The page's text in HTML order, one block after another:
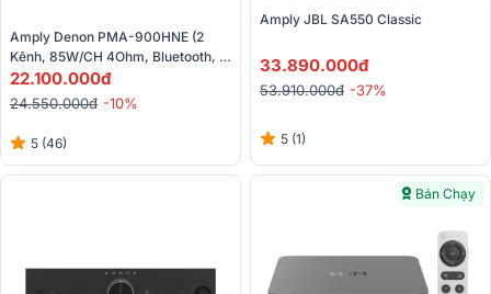
Amply Denon PMA-900HNE (2
Kênh, 85W/CH 4Ohm, Bluetooth,
Wifi, Airplay 2, Heos, Optical,
Hires)
22.100.000đ
24.550.000đ -10%
5 (46)
Amply JBL SA550 Classic
33.890.000đ
53.910.000đ -37%
5 (1)
Bán Chạy